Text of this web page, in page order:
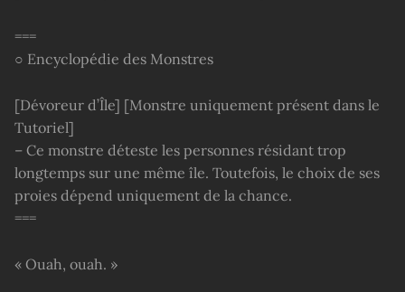
===
○ Encyclopédie des Monstres
[Dévoreur d’Île] [Monstre uniquement présent dans le
Tutoriel]
– Ce monstre déteste les personnes résidant trop
longtemps sur une même île. Toutefois, le choix de ses
proies dépend uniquement de la chance.
===
« Ouah, ouah. »